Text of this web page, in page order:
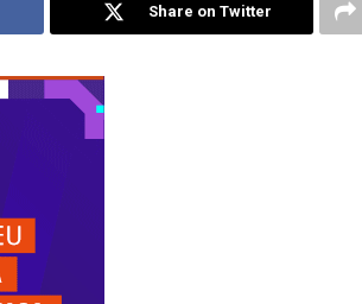
Share on Twitter